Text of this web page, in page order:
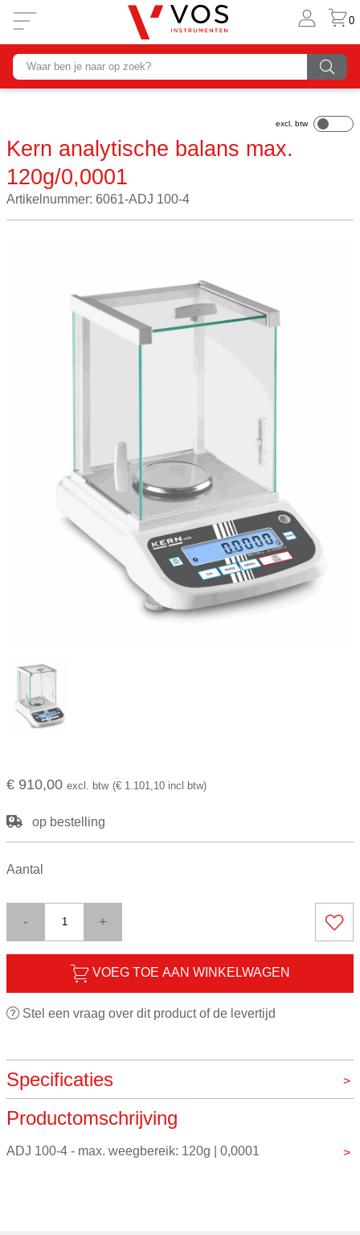
0
Kern analytische balans max.
120g/0,0001
Artikelnummer: 6061-ADJ 100-4
€ 910,00 excl. btw (€ 1.101,10 incl btw)
op bestelling
Aantal
- +
VOEG TOE AAN WINKELWAGEN
Stel een vraag over dit product of de levertijd
Specificaties
Digitaal
Maximaal gewicht
Productomschrijving
ADJ 100-4 - max. weegbereik: 120g | 0,0001